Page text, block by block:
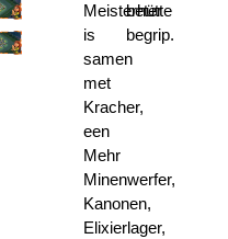
Meisterhütte
is
samen
met
Kracher,
een
Mehr
Minenwerfer,
Kanonen,
Elixierlager,
beter
begrip.